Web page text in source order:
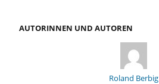
AUTORINNEN UND AUTOREN
Roland Berbig